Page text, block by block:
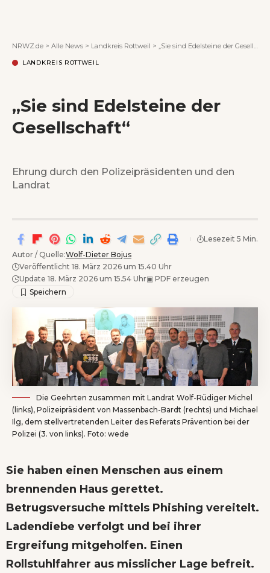
NRWZ.de > Alle News > Landkreis Rottweil > „Sie sind Edelsteine der Gesellschaft“
LANDKREIS ROTTWEIL
„Sie sind Edelsteine der
Gesellschaft“
Ehrung durch den Polizeipräsidenten und den
Landrat
Autor / Quelle:Wolf-Dieter Bojus
Veröffentlicht 18. März 2026 um 15.40 Uhr
Update 18. März 2026 um 15.54 Uhr▣ PDF erzeugen
Lesezeit 5 Min.
Die Geehrten zusammen mit Landrat Wolf-Rüdiger Michel
(links), Polizeipräsident von Massenbach-Bardt (rechts) und Michael
Ilg, dem stellvertretenden Leiter des Referats Prävention bei der
Polizei (3. von links). Foto: wede
Sie haben einen Menschen aus einem
brennenden Haus gerettet.
Betrugsversuche mittels Phishing vereitelt.
Ladendiebe verfolgt und bei ihrer
Ergreifung mitgeholfen. Einen
Rollstuhlfahrer aus misslicher Lage befreit.